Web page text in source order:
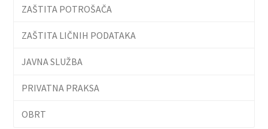
ZAŠTITA POTROŠAČA
ZAŠTITA LIČNIH PODATAKA
JAVNA SLUŽBA
PRIVATNA PRAKSA
OBRT